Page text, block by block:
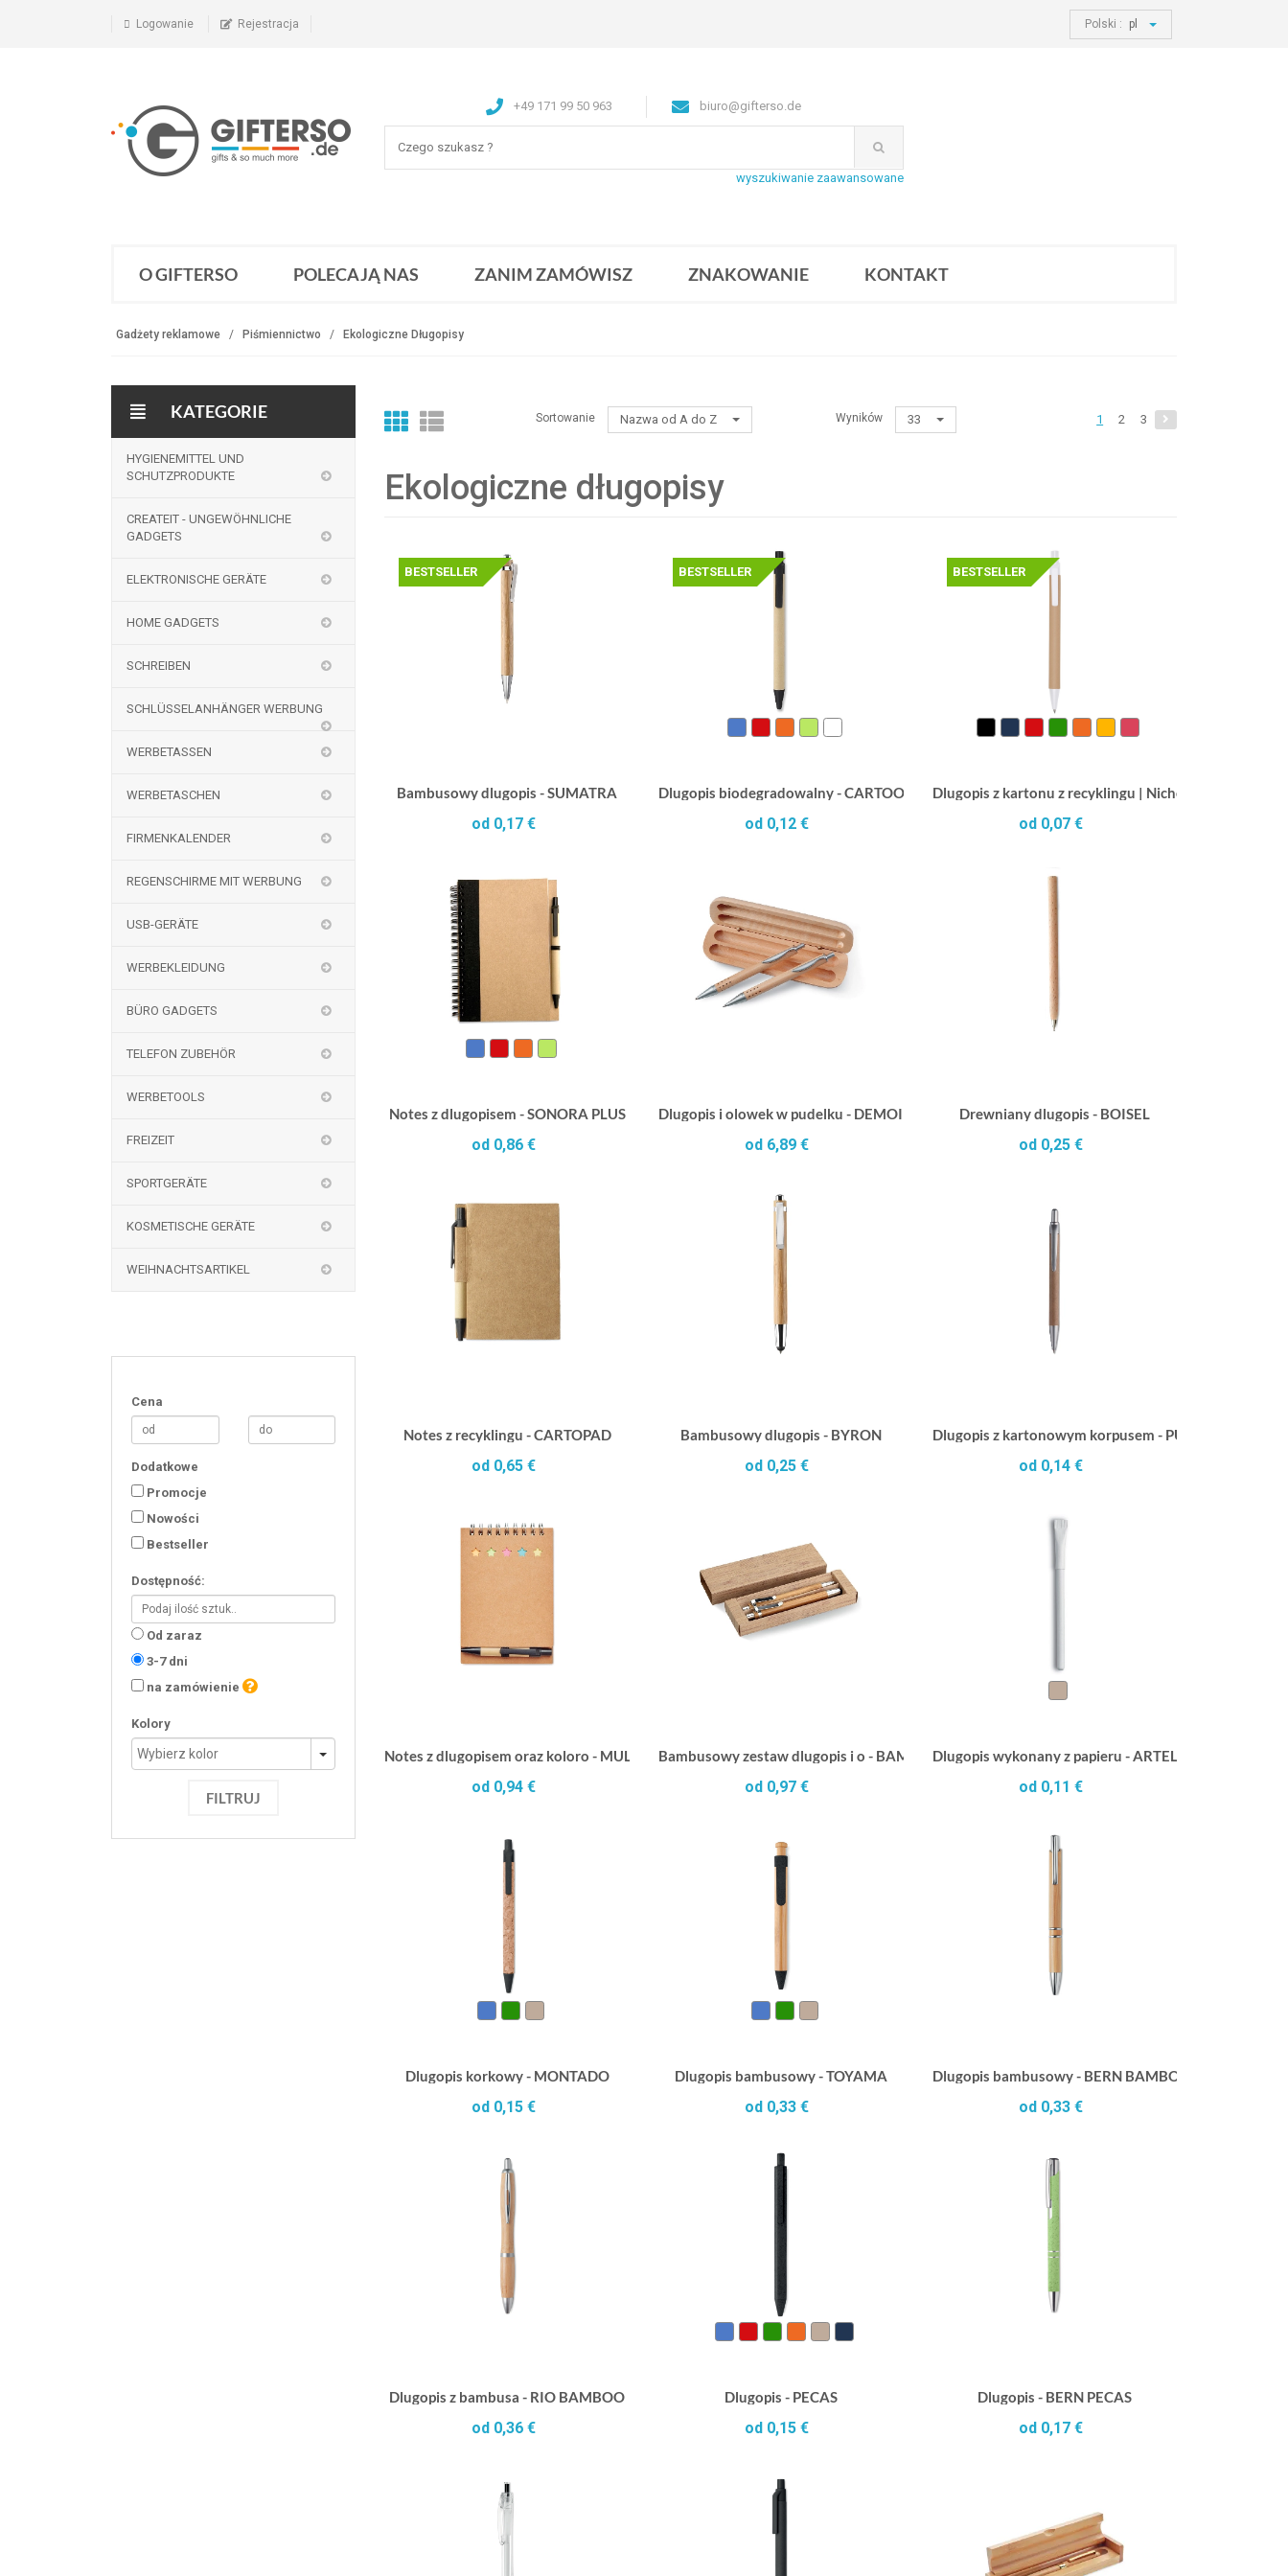
Logowanie Rejestracja Polski : pl
+49 171 99 50 963 biuro@gifterso.de
wyszukiwanie zaawansowane
O GIFTERSO POLECAJĄ NAS ZANIM ZAMÓWISZ ZNAKOWANIE KONTAKT
Gadżety reklamowe Piśmiennictwo Ekologiczne Długopisy
KATEGORIE
HYGIENEMITTEL UND
SCHUTZPRODUKTE
CREATEIT - UNGEWÖHNLICHE
GADGETS
ELEKTRONISCHE GERÄTE
HOME GADGETS
SCHREIBEN
SCHLÜSSELANHÄNGER WERBUNG
WERBETASSEN
WERBETASCHEN
FIRMENKALENDER
REGENSCHIRME MIT WERBUNG
USB-GERÄTE
WERBEKLEIDUNG
BÜRO GADGETS
TELEFON ZUBEHÖR
WERBETOOLS
FREIZEIT
SPORTGERÄTE
KOSMETISCHE GERÄTE
WEIHNACHTSARTIKEL
Cena
Dodatkowe
Promocje
Nowości
Bestseller
Dostępność:
Od zaraz
3-7 dni
na zamówienie
Kolory
FILTRUJ
Sortowanie Nazwa od A do Z Wyników 33 1 2 3
Ekologiczne długopisy
BESTSELLER
Bambusowy dlugopis - SUMATRA
od 0,17 €
BESTSELLER
Dlugopis biodegradowalny - CARTOON
od 0,12 €
BESTSELLER
Dlugopis z kartonu z recyklingu | Nicholas
od 0,07 €
Notes z dlugopisem - SONORA PLUS
od 0,86 €
Dlugopis i olowek w pudelku - DEMOIN
od 6,89 €
Drewniany dlugopis - BOISEL
od 0,25 €
Notes z recyklingu - CARTOPAD
od 0,65 €
Bambusowy dlugopis - BYRON
od 0,25 €
Dlugopis z kartonowym korpusem - PUSHTON
od 0,14 €
Notes z dlugopisem oraz koloro - MULTIBOOK
od 0,94 €
Bambusowy zestaw dlugopis i o - BAMBOOSET
od 0,97 €
Dlugopis wykonany z papieru - ARTEL
od 0,11 €
Dlugopis korkowy - MONTADO
od 0,15 €
Dlugopis bambusowy - TOYAMA
od 0,33 €
Dlugopis bambusowy - BERN BAMBOO
od 0,33 €
Dlugopis z bambusa - RIO BAMBOO
od 0,36 €
Dlugopis - PECAS
od 0,15 €
Dlugopis - BERN PECAS
od 0,17 €